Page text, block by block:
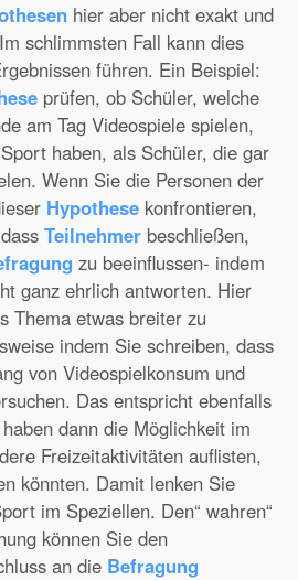
hier aber nicht exakt und
schlimmsten Fall kann dies
führen. Ein Beispiel:
prüfen, ob Schüler, welche
am Tag Videospiele spielen,
haben, als Schüler, die gar
Wenn Sie die Personen der
Hypothese konfrontieren,
Teilnehmer beschließen,
zu beeinflussen- indem
ganz ehrlich antworten. Hier
Thema etwas breiter zu
indem Sie schreiben, dass
von Videospielkonsum und
Das entspricht ebenfalls
dann die Möglichkeit im
Freizeitaktivitäten auflisten,
könnten. Damit lenken Sie
im Speziellen. Den“ wahren“
können Sie den
an die Befragung